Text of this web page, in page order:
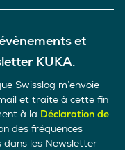
et
KUKA.
Swisslog m’envoie
et traite à cette fin
à la Déclaration de
des fréquences
dans les Newsletter